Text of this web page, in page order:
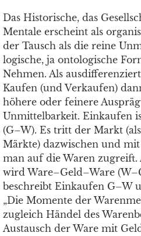
Das Historische, das
Mentale erscheint als
der Tausch als die reine
logische, ja ontologische
Nehmen. Als
Kaufen (und Verkaufen)
höhere oder feinere
Unmittelbarkeit. Einkaufen
(G–W). Es tritt der Markt
Märkte) dazwischen und
man auf die Waren zugreift.
wird Ware–Geld–Ware
beschreibt Einkaufen G–W
„Die Momente der
zugleich Händel des
Austausch der Ware mit